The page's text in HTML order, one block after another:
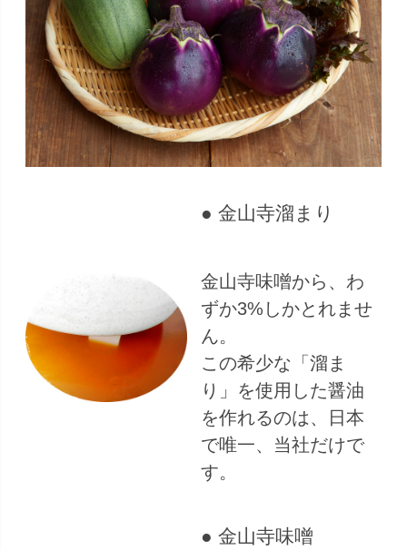
● 金山寺溜まり
金山寺味噌から、わ
ずか3%しかとれませ
ん。
この希少な「溜ま
り」を使用した醤油
を作れるのは、日本
で唯一、当社だけで
す。
● 金山寺味噌